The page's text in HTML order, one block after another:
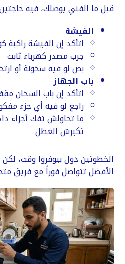
قبل ما الفني يوصلك، فيه
الفيشة
اتأكد إن الفيشة
جرب مصدر كهرباء ثابت
بص لو فيه سخونة أو
باب الجهاز
اتأكد إن باب السخان
راجع لو فيه أي جزء
ما تحاولش تفك أجزاء
تكبرش العطل
الخطوتين دول بيوفروا وقت،
الأفضل تتواصل فوراً مع فريق